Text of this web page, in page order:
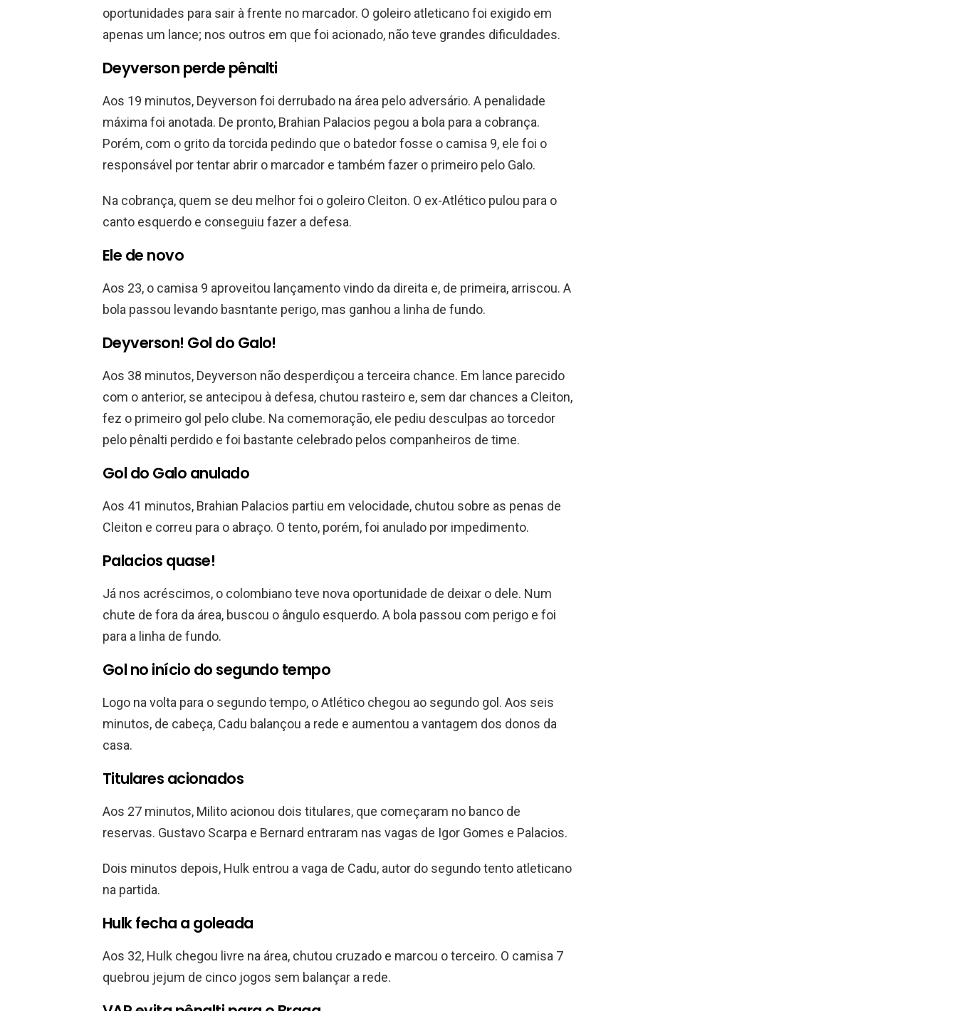
oportunidades para sair à frente no marcador. O goleiro atleticano foi exigido em
apenas um lance; nos outros em que foi acionado, não teve grandes dificuldades.
Deyverson perde pênalti
Aos 19 minutos, Deyverson foi derrubado na área pelo adversário. A penalidade
máxima foi anotada. De pronto, Brahian Palacios pegou a bola para a cobrança.
Porém, com o grito da torcida pedindo que o batedor fosse o camisa 9, ele foi o
responsável por tentar abrir o marcador e também fazer o primeiro pelo Galo.
Na cobrança, quem se deu melhor foi o goleiro Cleiton. O ex-Atlético pulou para o
canto esquerdo e conseguiu fazer a defesa.
Ele de novo
Aos 23, o camisa 9 aproveitou lançamento vindo da direita e, de primeira, arriscou. A
bola passou levando basntante perigo, mas ganhou a linha de fundo.
Deyverson! Gol do Galo!
Aos 38 minutos, Deyverson não desperdiçou a terceira chance. Em lance parecido
com o anterior, se antecipou à defesa, chutou rasteiro e, sem dar chances a Cleiton,
fez o primeiro gol pelo clube. Na comemoração, ele pediu desculpas ao torcedor
pelo pênalti perdido e foi bastante celebrado pelos companheiros de time.
Gol do Galo anulado
Aos 41 minutos, Brahian Palacios partiu em velocidade, chutou sobre as penas de
Cleiton e correu para o abraço. O tento, porém, foi anulado por impedimento.
Palacios quase!
Já nos acréscimos, o colombiano teve nova oportunidade de deixar o dele. Num
chute de fora da área, buscou o ângulo esquerdo. A bola passou com perigo e foi
para a linha de fundo.
Gol no início do segundo tempo
Logo na volta para o segundo tempo, o Atlético chegou ao segundo gol. Aos seis
minutos, de cabeça, Cadu balançou a rede e aumentou a vantagem dos donos da
casa.
Titulares acionados
Aos 27 minutos, Milito acionou dois titulares, que começaram no banco de
reservas. Gustavo Scarpa e Bernard entraram nas vagas de Igor Gomes e Palacios.
Dois minutos depois, Hulk entrou a vaga de Cadu, autor do segundo tento atleticano
na partida.
Hulk fecha a goleada
Aos 32, Hulk chegou livre na área, chutou cruzado e marcou o terceiro. O camisa 7
quebrou jejum de cinco jogos sem balançar a rede.